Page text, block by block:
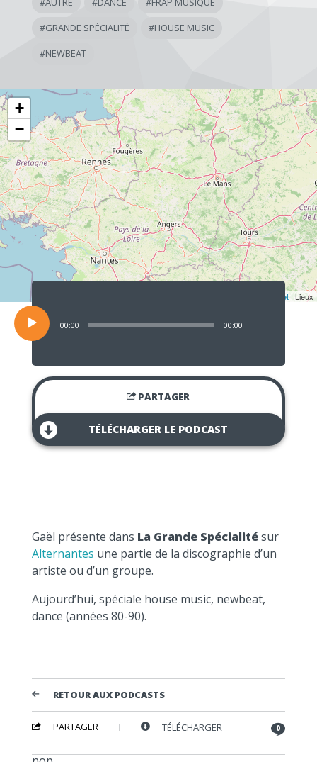
#GRANDE SPÉCIALITÉ #HOUSE MUSIC
#NEWBEAT
+
−
Leaflet | Lieux
Lecteur
audio
00:00 00:00
PARTAGER
TÉLÉCHARGER LE PODCAST
Gaël présente dans La Grande Spécialitésur
Alternantes une partie de la discographie d’un
artiste ou d’un groupe.
Aujourd’hui, spéciale house music, newbeat,
dance (années 80-90).
RETOUR AUX PODCASTS
PARTAGER TÉLÉCHARGER 0